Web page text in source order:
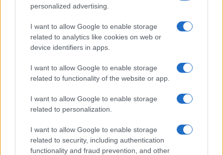
personalized advertising.
I want to allow Google to enable storage
related to analytics like cookies on web or
device identifiers in apps.
I want to allow Google to enable storage
related to functionality of the website or app.
I want to allow Google to enable storage
related to personalization.
I want to allow Google to enable storage
related to security, including authentication
functionality and fraud prevention, and other
B2B NEWS